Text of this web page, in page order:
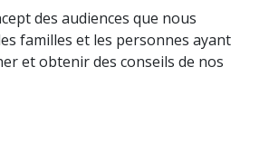
des audiences que nous
familles et les personnes ayant
et obtenir des conseils de nos